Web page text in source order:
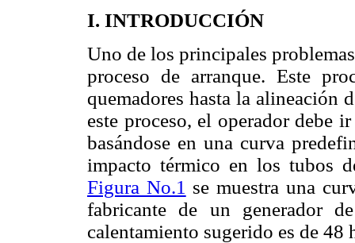
I. INTRODUCCIÓN
Uno de los principales
proceso de arranque. Este
quemadores hasta la alineación
este proceso, el operador debe
basándose en una curva
impacto térmico en los tubos
Figura No.1 se muestra una
fabricante de un generador
calentamiento sugerido es de 48